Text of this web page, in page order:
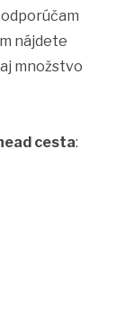
nájdete
množstvo
cesta: